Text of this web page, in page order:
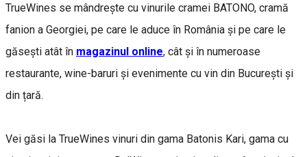
TrueWines se mândrește cu vinurile cramei BATONO, cramă
fanion a Georgiei, pe care le aduce în România și pe care le
găsești atât în magazinul online, cât și în numeroase
restaurante, wine-baruri și evenimente cu vin din București și
din țară.
Vei găsi la TrueWines vinuri din gama Batonis Kari, gama cu